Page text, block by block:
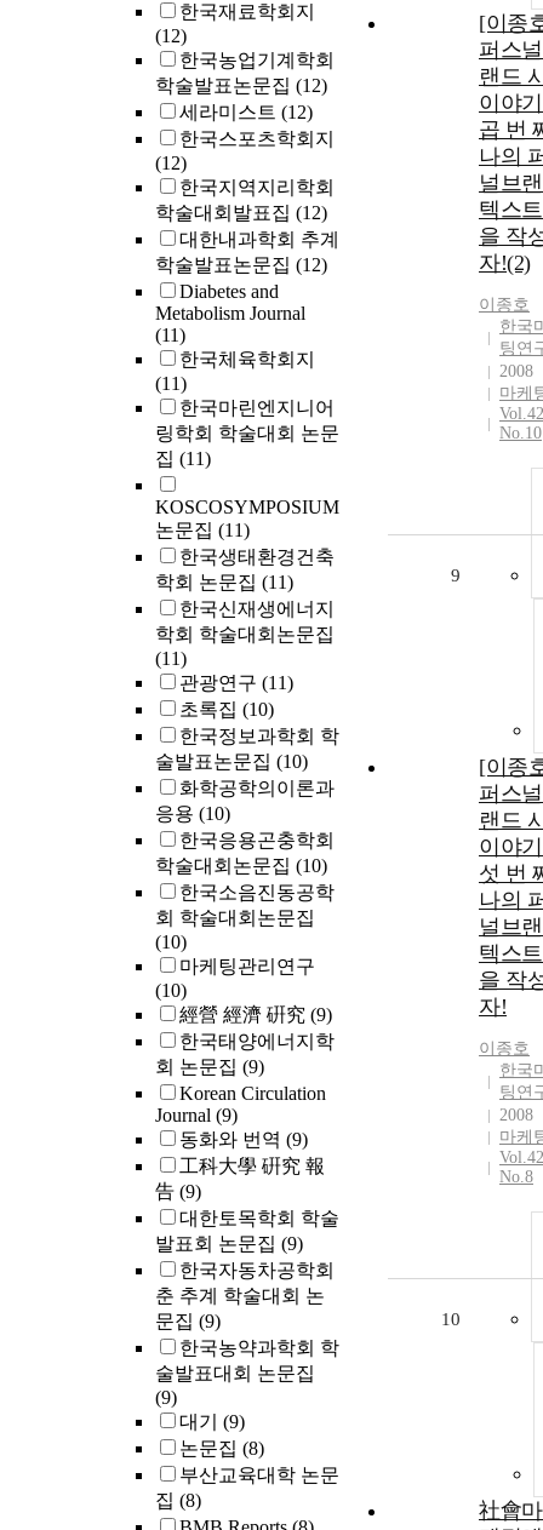
한국재료학회지
(12)
한국농업기계학회
학술발표논문집 (12)
세라미스트 (12)
한국스포츠학회지
(12)
한국지역지리학회
학술대회발표집 (12)
대한내과학회 추계
학술발표논문집 (12)
Diabetes and
Metabolism Journal
(11)
한국체육학회지
(11)
한국마린엔지니어
링학회 학술대회 논문
집 (11)
KOSCOSYMPOSIUM
논문집 (11)
한국생태환경건축
학회 논문집 (11)
한국신재생에너지
학회 학술대회논문집
(11)
관광연구 (11)
초록집 (10)
한국정보과학회 학
술발표논문집 (10)
화학공학의이론과
응용 (10)
한국응용곤충학회
학술대회논문집 (10)
한국소음진동공학
회 학술대회논문집
(10)
마케팅관리연구
(10)
經營 經濟 硏究 (9)
한국태양에너지학
회 논문집 (9)
Korean Circulation
Journal (9)
동화와 번역 (9)
工科大學 硏究 報
告 (9)
대한토목학회 학술
발표회 논문집 (9)
한국자동차공학회
춘 추계 학술대회 논
문집 (9)
한국농약과학회 학
술발표대회 논문집
(9)
대기 (9)
논문집 (8)
부산교육대학 논문
집 (8)
[이종
퍼스
랜드
이야
곱 번
나의
널브
텍스
을 작
자!(2)
이종호
한국
팅연
2008
마케
Vol.42
No.10
9
[이종
퍼스
랜드
이야
섯 번
나의
널브
텍스
을 작
자!
이종호
한국
팅연
2008
마케
Vol.42
No.8
10
社會